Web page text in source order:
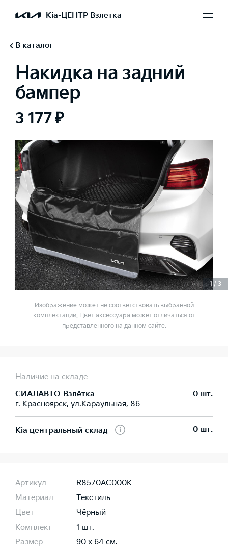
Kia-ЦЕНТР Взлетка
В каталог
Накидка на задний
бампер
3 177 ₽
1/ 3
Изображение может не соответствовать выбранной
комплектации. Цвет аксессуара может отличаться от
представленного на данном сайте.
Наличие на складе
СИАЛАВТО-Взлётка
г. Красноярск, ул.Караульная, 86
0 шт.
Kia центральный склад 0 шт.
Артикул
R8570AC000K
Материал
Текстиль
Цвет
Чёрный
Комплект
1 шт.
Размер
90 x 64 см.